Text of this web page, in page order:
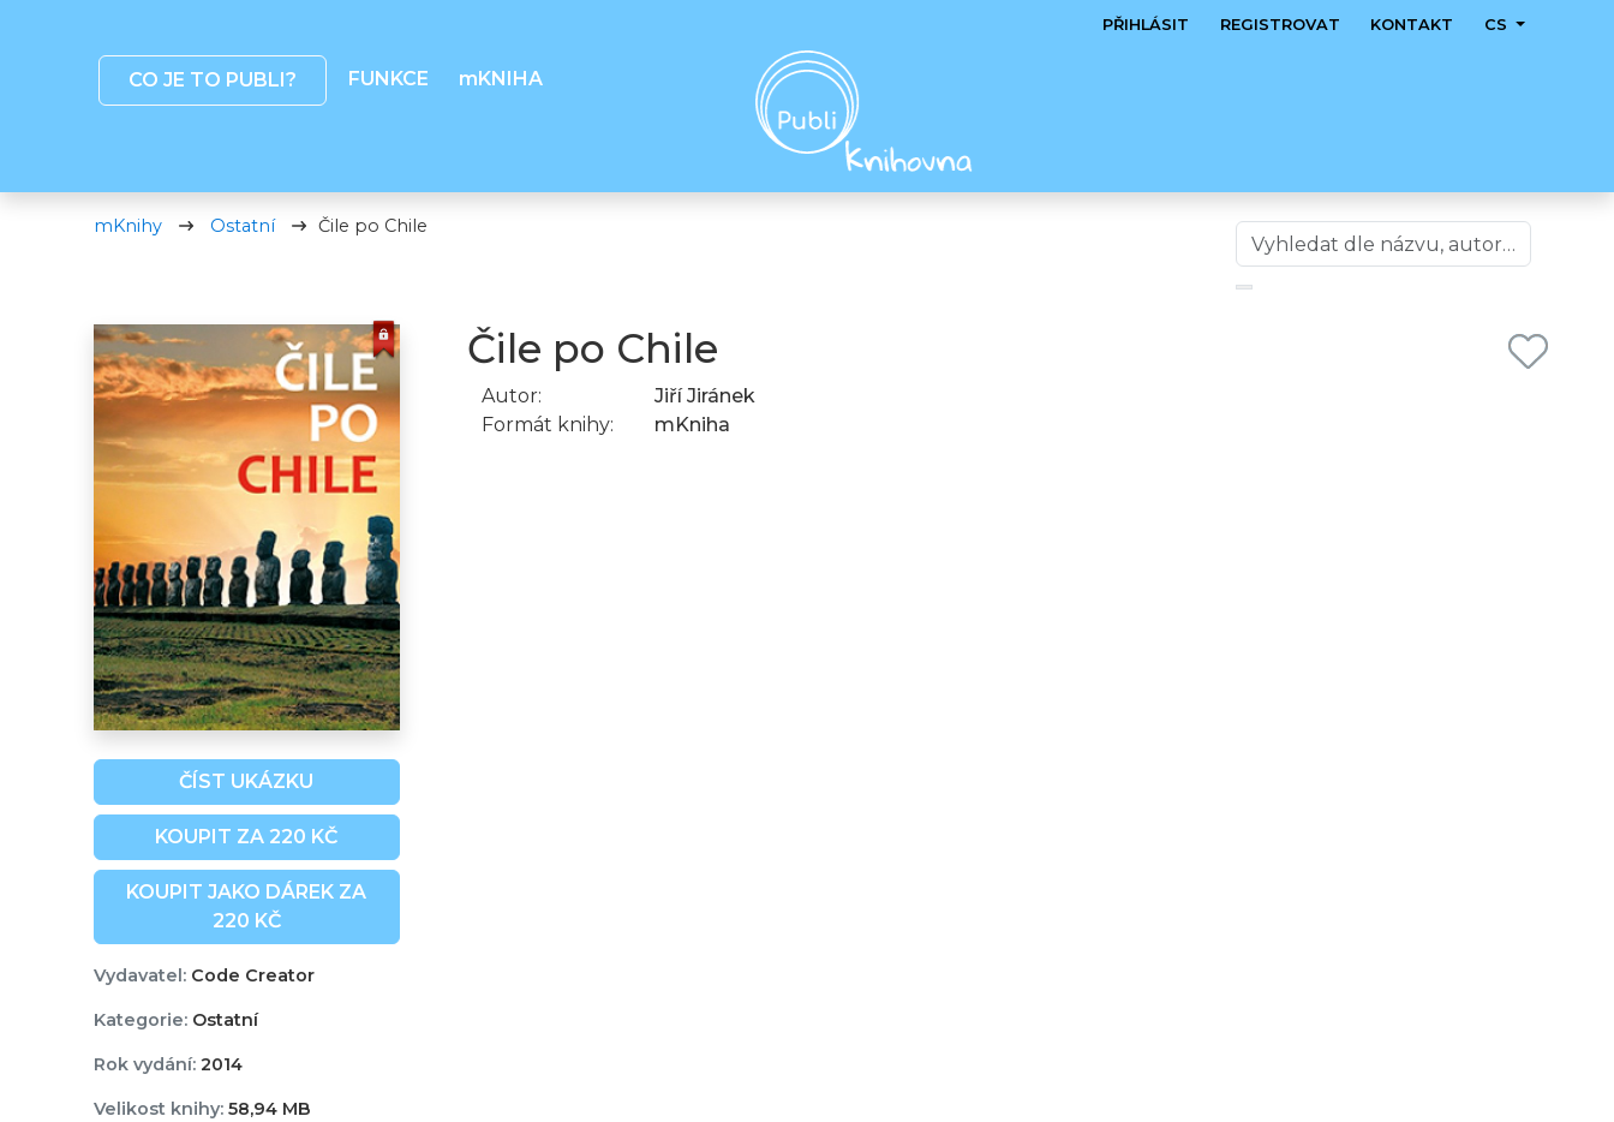
CO JE TO PUBLI? FUNKCE mKNIHA
PŘIHLÁSIT REGISTROVAT KONTAKT CS
mKnihy Ostatní Čile po Chile
ČÍST UKÁZKU
KOUPIT ZA 220 KČ
KOUPIT JAKO DÁREK ZA
220 KČ
Vydavatel:Code Creator
Kategorie:Ostatní
Rok vydání:2014
Velikost knihy:58,94 MB
Čile po Chile
Autor:
Jiří Jiránek
Formát knihy:
mKniha